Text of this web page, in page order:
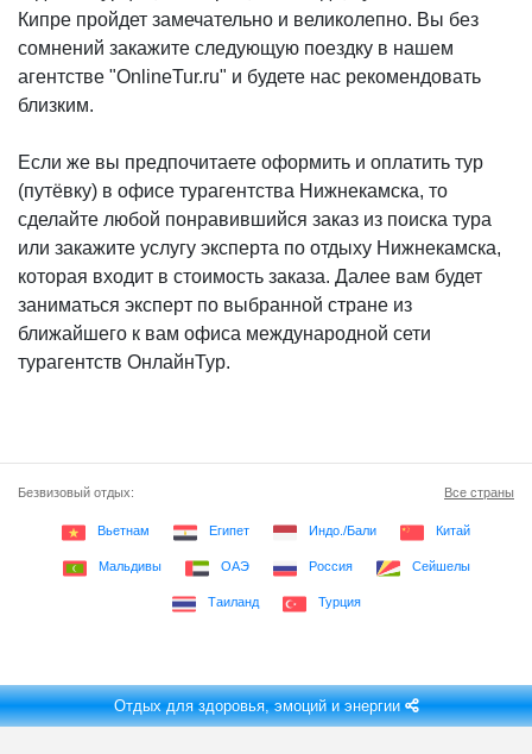
Кипре пройдет замечательно и великолепно. Вы без
сомнений закажите следующую поездку в нашем
агентстве "OnlineTur.ru" и будете нас рекомендовать
близким.
Если же вы предпочитаете оформить и оплатить тур
(путёвку) в офисе турагентства Нижнекамска, то
сделайте любой понравившийся заказ из поиска тура
или закажите услугу эксперта по отдыху Нижнекамска,
которая входит в стоимость заказа. Далее вам будет
заниматься эксперт по выбранной стране из
ближайшего к вам офиса международной сети
турагентств ОнлайнТур.
Безвизовый отдых: Все страны
Вьетнам Египет Индо./Бали Китай
Мальдивы ОАЭ Россия Сейшелы
Таиланд Турция
Отдых для здоровья, эмоций и энергии